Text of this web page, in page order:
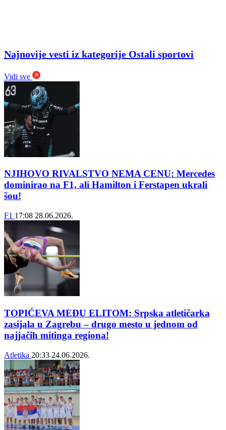
Najnovije vesti iz kategorije Ostali sportovi
Vidi sve
NJIHOVO RIVALSTVO NEMA CENU: Mercedes
dominirao na F1, ali Hamilton i Ferstapen ukrali
šou!
F1 17:08 28.06.2026.
TOPIĆEVA MEĐU ELITOM: Srpska atletičarka
zasijala u Zagrebu – drugo mesto u jednom od
najjačih mitinga regiona!
Atletika 20:33 24.06.2026.